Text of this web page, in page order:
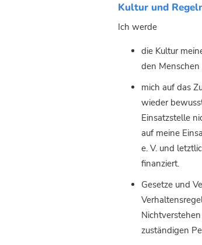
Kultur und
Ich werde
die Kultur
den
mich auf das
wieder
Einsatzstelle
auf meine
e. V. und
finanziert.
Gesetze und
zuständigen